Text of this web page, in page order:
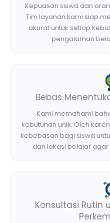
Kepuasan siswa dan
Tim layanan kami siap
akurat untuk setiap
pengalaman
Bebas
Kami memahami
kebutuhan unik. Oleh
kebebasan bagi siswa
dan lokasi belajar
Konsultasi Rutin